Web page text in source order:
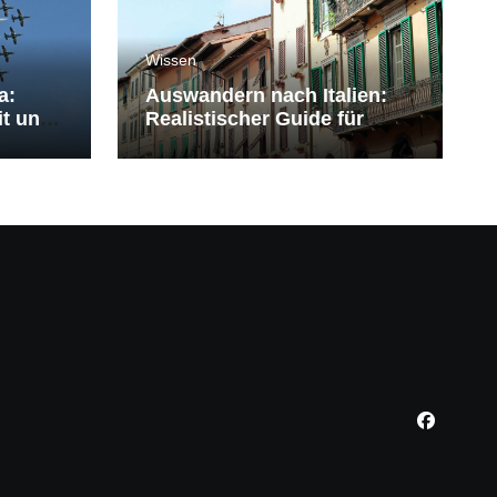
und
Wissen
Auswandern nach Italien:
Realistischer Guide für
Deutsche